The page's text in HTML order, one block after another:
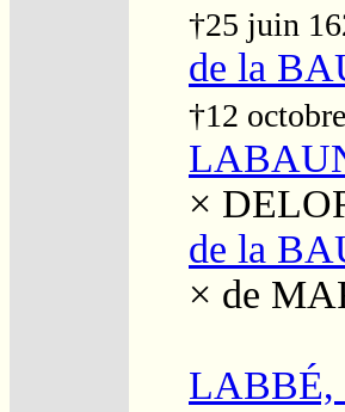
†25 juin
de la
†12
×
de la
× de
LABBÉ,